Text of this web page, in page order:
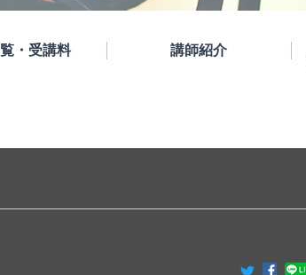
・受講料 講師紹介